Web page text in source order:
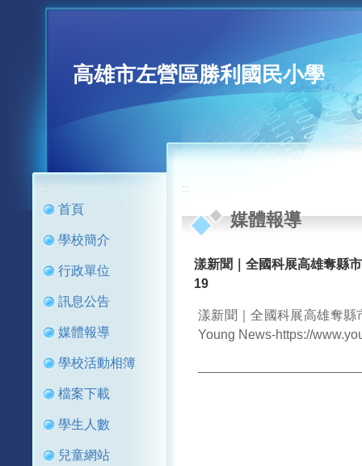
高雄市左營區勝利國民小學
:::
首頁
學校簡介
行政單位
訊息公告
媒體報導
學校活動相簿
檔案下載
學生人數
兒童網站
:::
媒體報導
漾新聞｜全國科展高雄奪縣
19
漾新聞｜全國科展高雄奪
Young News-https://